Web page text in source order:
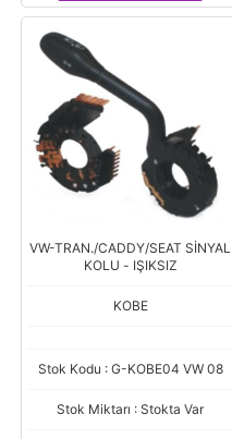
VW-TRAN./CADDY/SEAT SİNYAL
KOLU - IŞIKSIZ
KOBE
Stok Kodu : G-KOBE04 VW 08
Stok Miktarı : Stokta Var